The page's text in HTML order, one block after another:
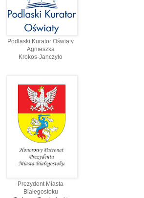
Podlaski Kurator Oświaty
Agnieszka
Krokos-Janczyło
Prezydent Miasta
Białegostoku